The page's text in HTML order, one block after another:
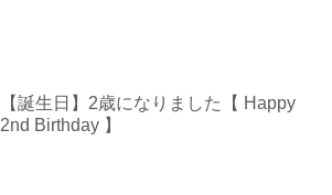
【誕生日】2歳になりました【 Happy
2nd Birthday 】